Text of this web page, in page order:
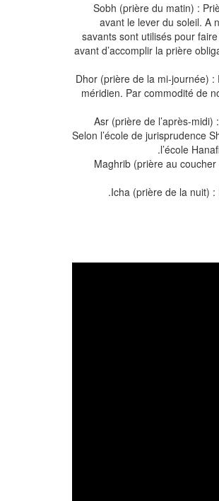
Sobh (prière du matin) :
avant le lever du soleil. A
savants sont utilisés pour
avant d’accomplir la prière
Dhor (prière de la mi-journée)
méridien. Par commodité de
Asr (prière de l’après-midi)
Selon l’école de jurisprudence
l’école
Maghrib (prière au
Icha (prière de la nuit)